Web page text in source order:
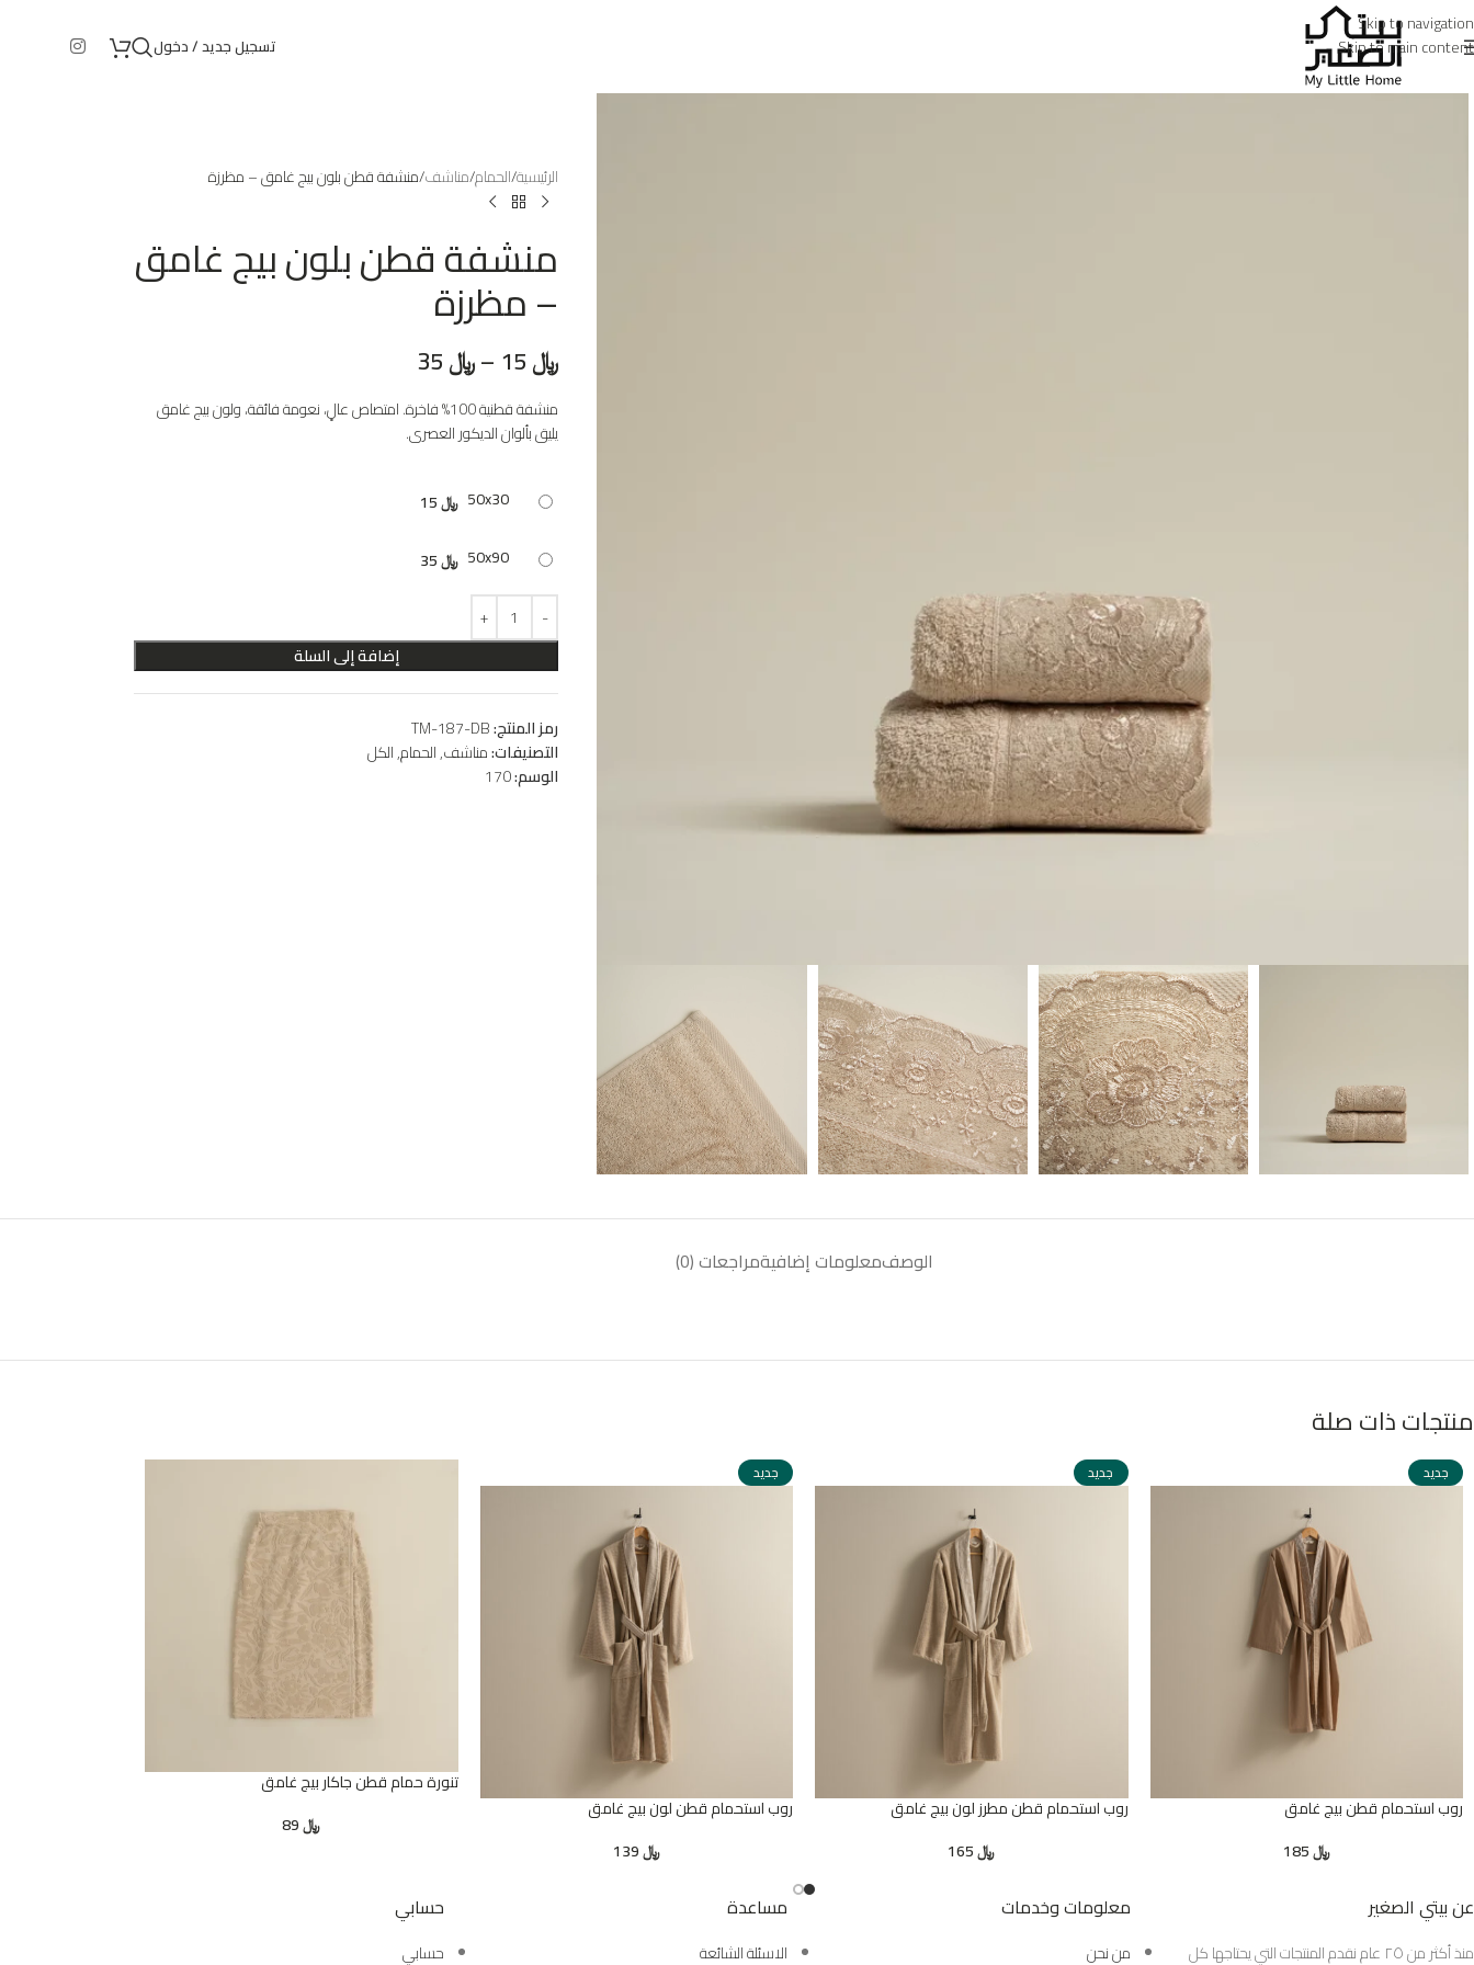
Skip to navigation
Skip to main content
تسجيل جديد / دخول
الرئيسيةالحماممناشف منشفة قطن بلون بيج غامق – مظرزة
منشفة قطن بلون بيج غامق
– مظرزة
﷼ –﷼
منشفة قطنية 100% فاخرة. امتصاص عالٍ، نعومة فائقة، ولون بيج غامق
يليق بألوان الديكور العصرى.
50x30 ﷼15
50x90 ﷼35
إضافة إلى السلة
رمز المنتج:TM-187-DB
التصنيفات:مناشف,الحمام,الكل
الوسم:170
الوصفمعلومات إضافيةمراجعات (0)
منتجات ذات صلة
جديد
روب استحمام قطن بيج غامق
﷼
جديد
روب استحمام قطن مطرز لون بيج غامق
﷼165
جديد
روب استحمام قطن لون بيج غامق
﷼
تنورة حمام قطن جاكار بيج غامق
﷼89
عن بيتي الصغير
منذ أكثر من ٢٥ عام نقدم المنتجات التي يحتاجها كل
معلومات وخدمات
من نحن
مساعدة
الاسئلة الشائعة
حسابي
حسابي